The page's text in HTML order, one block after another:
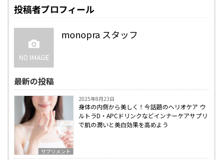
投稿者プロフィール
monopra スタッフ
最新の投稿
サプリメント
2025年8月23日
身体の内側から美しく！今話題のヘリオケア ウ
ルトラD・APCドリンクなどインナーケアサプリ
で肌の潤いと美白効果を高めよう